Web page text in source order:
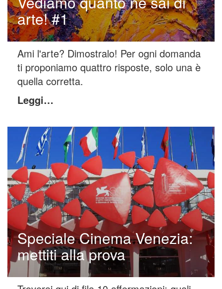
arte! #1
Ami l'arte? Dimostralo! Per ogni domanda
ti proponiamo quattro risposte, solo una è
quella corretta.
Leggi…
Speciale Cinema Venezia:
mettiti alla prova